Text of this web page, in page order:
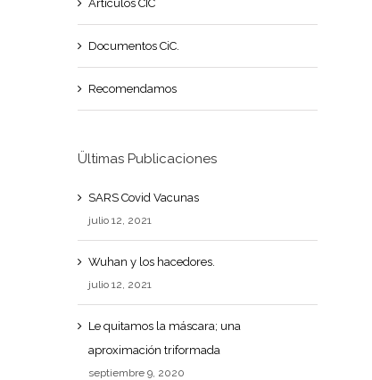
Artículos CIC
Documentos CiC.
Recomendamos
Ültimas Publicaciones
SARS Covid Vacunas
julio 12, 2021
Wuhan y los hacedores.
julio 12, 2021
Le quitamos la máscara; una
aproximación triformada
septiembre 9, 2020